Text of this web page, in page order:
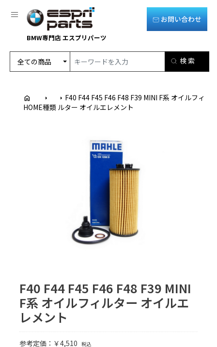
BMW専門店 エスプリパーツ
お問い合わせ
home
HOME
arrow_right
種類
arrow_right F40 F44 F45 F46 F48 F39 MINI F系 オイルフィ
ルター オイルエレメント
F40 F44 F45 F46 F48 F39 MINI
F系 オイルフィルター オイルエ
レメント
参考定価：￥4,510 税込